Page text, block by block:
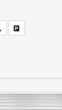
Sie an
Fahrzeugexposé (PDF)
Fahrzeug parken